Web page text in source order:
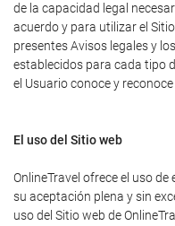
de la capacidad legal
acuerdo y para utilizar el
presentes Avisos legales y
establecidos para cada tipo
el Usuario conoce y
El uso del Sitio web
OnlineTravel ofrece el uso
su aceptación plena y sin
uso del Sitio web de